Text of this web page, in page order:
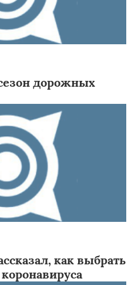
дорожных
как выбрать